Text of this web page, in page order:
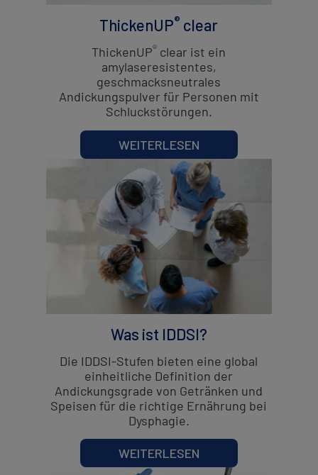
ThickenUP® clear
ThickenUP® clear ist ein
amylaseresistentes,
geschmacksneutrales
Andickungspulver für Personen mit
Schluckstörungen.
WEITERLESEN
Was ist IDDSI?
Die IDDSI-Stufen bieten eine global
einheitliche Definition der
Andickungsgrade von Getränken und
Speisen für die richtige Ernährung bei
Dysphagie.
WEITERLESEN